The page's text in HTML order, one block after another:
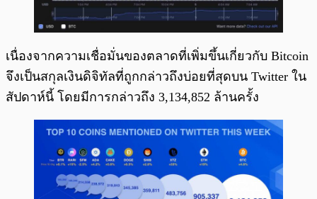
เนื่องจากความเชื่อมั่นของตลาดที่เพิ่มขึ้นเกี่ยวกับ Bitcoin
จึงเป็นสกุลเงินดิจิทัลที่ถูกกล่าวถึงบ่อยที่สุดบน Twitter ใน
สัปดาห์นี้ โดยมีการกล่าวถึง 3,134,852 ล้านครั้ง